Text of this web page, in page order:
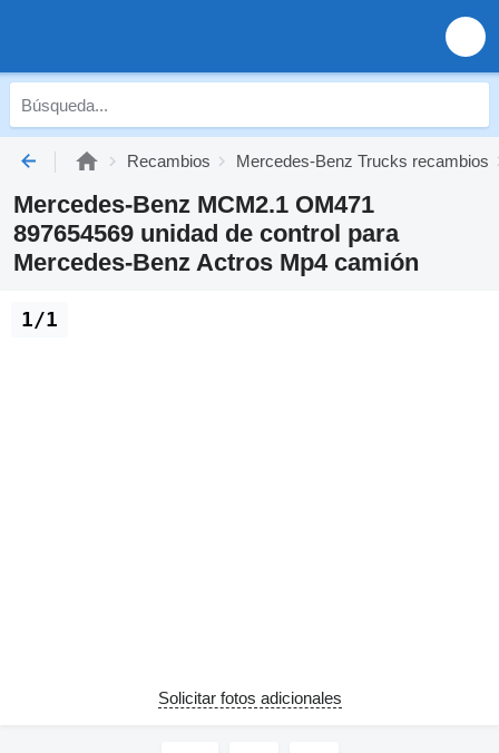
Recambios Mercedes-Benz Trucks recambios
Mercedes-Benz MCM2.1 OM471
897654569 unidad de control para
Mercedes-Benz Actros Mp4 camión
1/1
Solicitar fotos adicionales